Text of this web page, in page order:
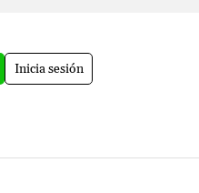
Inicia sesión